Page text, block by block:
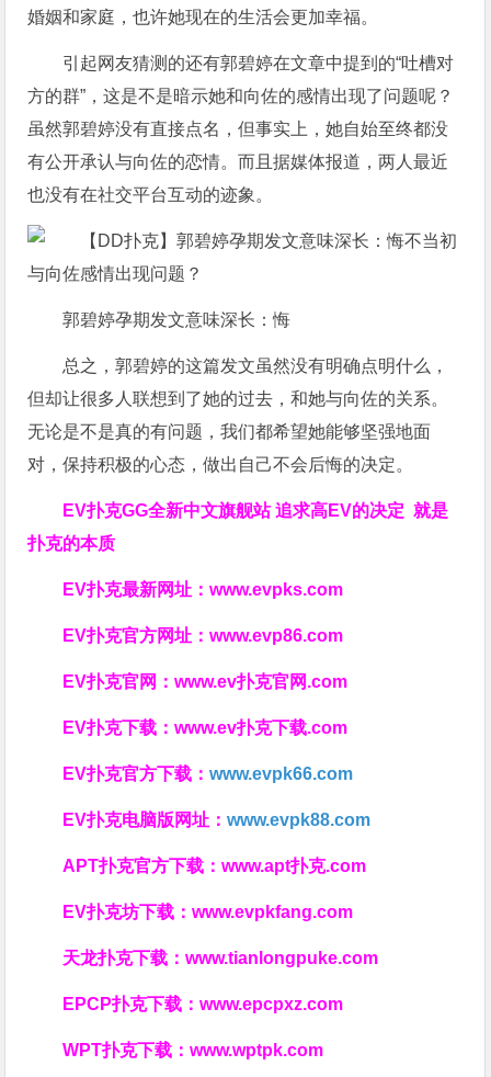
婚姻和家庭，也许她现在的生活会更加幸福。
引起网友猜测的还有郭碧婷在文章中提到的“吐槽对
方的群”，这是不是暗示她和向佐的感情出现了问题呢？
虽然郭碧婷没有直接点名，但事实上，她自始至终都没
有公开承认与向佐的恋情。而且据媒体报道，两人最近
也没有在社交平台互动的迹象。
郭碧婷孕期发文意味深长：悔
总之，郭碧婷的这篇发文虽然没有明确点明什么，
但却让很多人联想到了她的过去，和她与向佐的关系。
无论是不是真的有问题，我们都希望她能够坚强地面
对，保持积极的心态，做出自己不会后悔的决定。
EV扑克GG全新中文旗舰站追求高EV的决定就是
扑克的本质
EV扑克最新网址：www.evpks.com
EV扑克官方网址：www.evp86.com
EV扑克官网：www.ev扑克官网.com
EV扑克下载：www.ev扑克下载.com
EV扑克官方下载：www.evpk66.com
EV扑克电脑版网址：www.evpk88.com
APT扑克官方下载：www.apt扑克.com
EV扑克坊下载：www.evpkfang.com
天龙扑克下载：www.tianlongpuke.com
EPCP扑克下载：www.epcpxz.com
WPT扑克下载：www.wptpk.com